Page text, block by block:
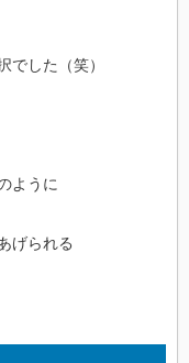
でした（笑）
ように
げられる